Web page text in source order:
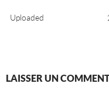
Uploaded
LAISSER UN